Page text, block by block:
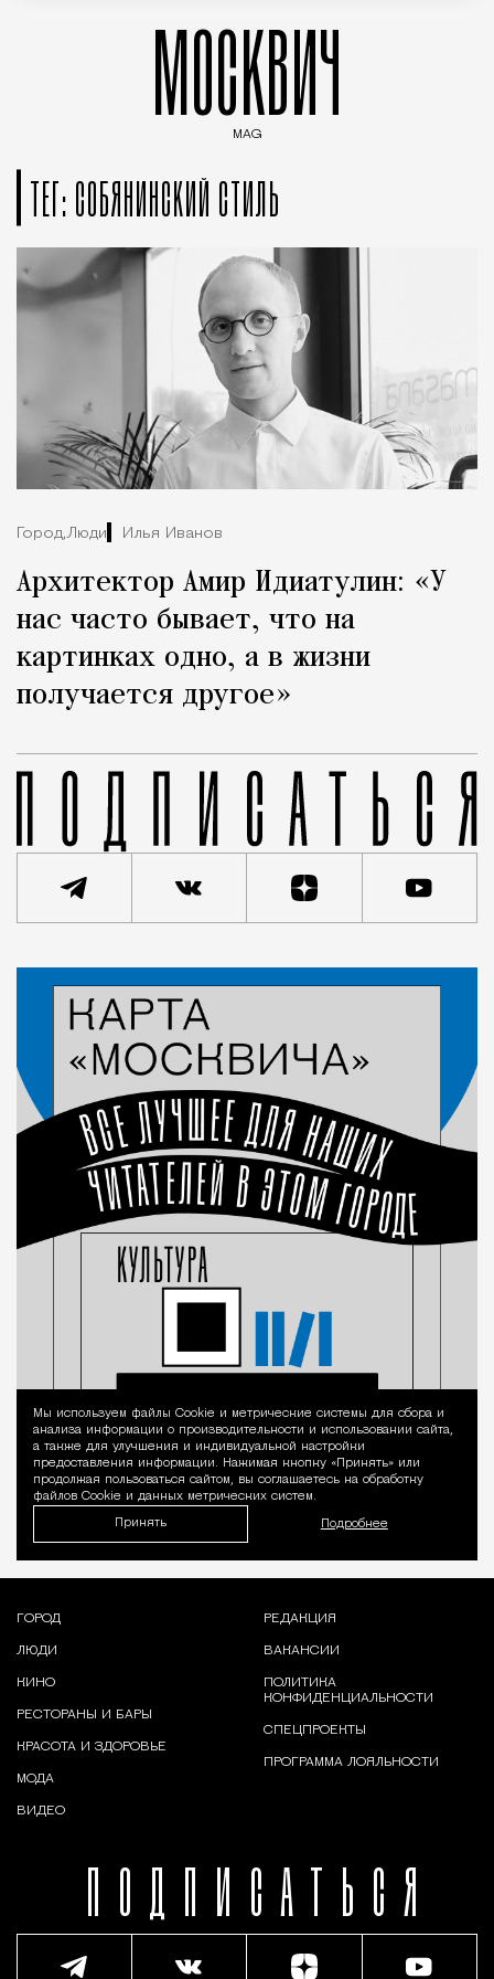
МОСКВИЧ
MAG
ТЕГ: СОБЯНИНСКИЙ СТИЛЬ
Город,Люди Илья Иванов
Архитектор Амир Идиатулин: «У
нас часто бывает, что на
картинках одно, а в жизни
получается другое»
Уведомление
Мы используем файлы Сookie и метрические системы для сбора и
анализа информации о производительности и использовании сайта,
а также для улучшения и индивидуальной настройки
предоставления информации. Нажимая кнопку «Принять» или
продолжая пользоваться сайтом, вы соглашаетесь на обработку
файлов Cookie и данных метрических систем.
Принять Подробнее
ПОДПИСАТЬСЯ
ГОРОД
ЛЮДИ
КИНО
РЕСТОРАНЫ И БАРЫ
КРАСОТА И ЗДОРОВЬЕ
МОДА
ВИДЕО
РЕДАКЦИЯ
ВАКАНСИИ
ПОЛИТИКА
КОНФИДЕНЦИАЛЬНОСТИ
СПЕЦПРОЕКТЫ
ПРОГРАММА ЛОЯЛЬНОСТИ